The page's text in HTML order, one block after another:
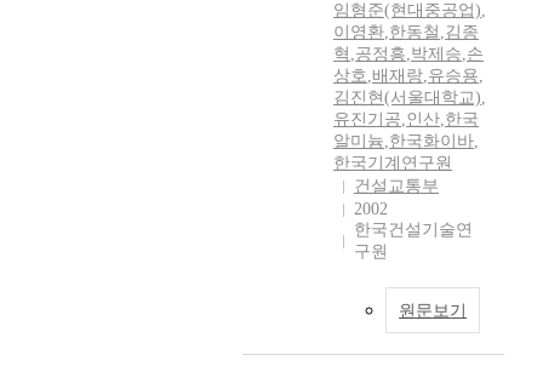
임형준(현대중공업),
이영환,한동철 ,김종
혁 ,공정흥,박제승,손
상호,배재랑,유승용,
김진현(서울대학교),
유진기공,인산,한국
알미늄,한국화이바,
한국기계연구원
건설교통부
2002
한국건설기술연
구원
원문보기